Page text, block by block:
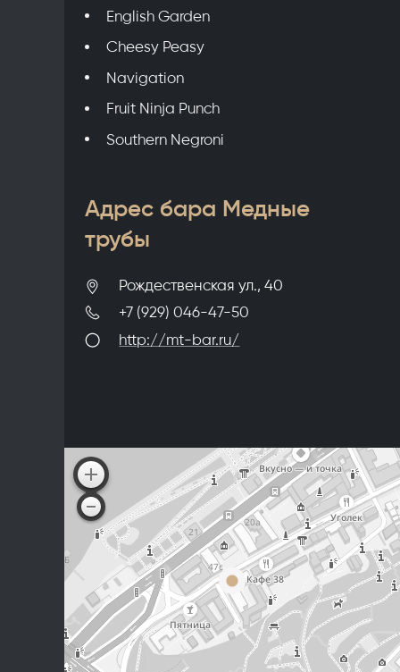
English Garden
Cheesy Peasy
Navigation
Fruit Ninja Punch
Southern Negroni
Адрес бара Медные
трубы
Рождественская ул., 40
+7 (929) 046-47-50
http://mt-bar.ru/